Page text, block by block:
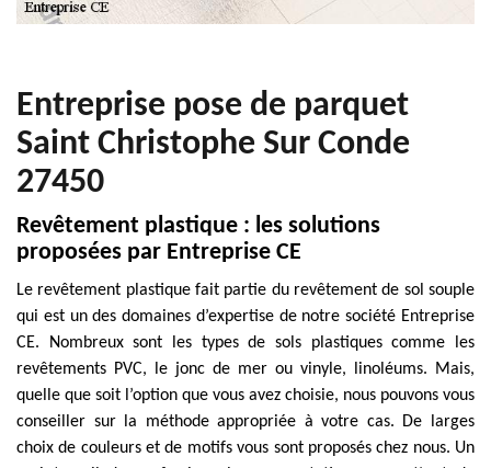
Entreprise pose de parquet
Saint Christophe Sur Conde
27450
Revêtement plastique : les solutions
proposées par Entreprise CE
Le revêtement plastique fait partie du revêtement de sol souple
qui est un des domaines d’expertise de notre société Entreprise
CE. Nombreux sont les types de sols plastiques comme les
revêtements PVC, le jonc de mer ou vinyle, linoléums. Mais,
quelle que soit l’option que vous avez choisie, nous pouvons vous
conseiller sur la méthode appropriée à votre cas. De larges
choix de couleurs et de motifs vous sont proposés chez nous. Un